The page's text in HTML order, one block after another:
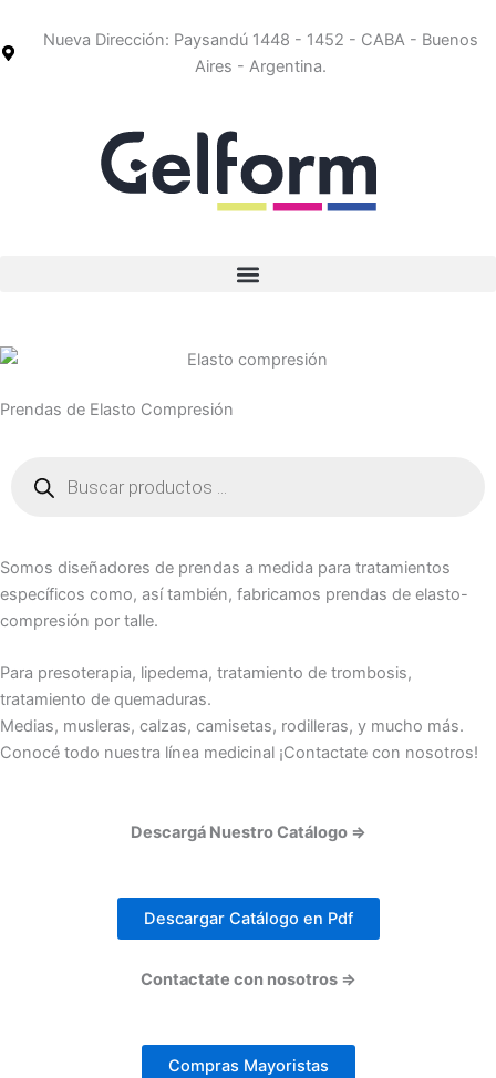
contenido
Nueva Dirección: Paysandú 1448 - 1452 - CABA - Buenos
Aires - Argentina.
Prendas de Elasto Compresión
productos
Somos diseñadores de prendas a medida para tratamientos
específicos como, así también, fabricamos prendas de elasto-
compresión por talle.
Para presoterapia, lipedema, tratamiento de trombosis,
tratamiento de quemaduras.
Medias, musleras, calzas, camisetas, rodilleras, y mucho más.
Conocé todo nuestra línea medicinal ¡Contactate con nosotros!
Descargá Nuestro Catálogo ⇒
Descargar Catálogo en Pdf
Contactate con nosotros ⇒
Compras Mayoristas